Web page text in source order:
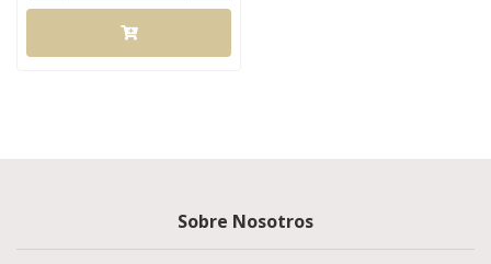
Sobre Nosotros